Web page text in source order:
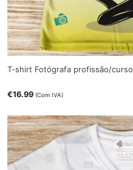
T-shirt Fotógrafa profissão/curso
€16.99 (Com IVA)